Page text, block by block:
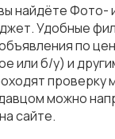
найдёте Фото-
Удобные
по
или б/у) и
проверку
можно
сайте.